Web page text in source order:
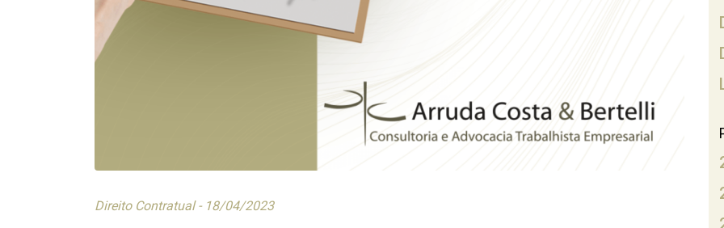
Direito Contratual - 18/04/2023